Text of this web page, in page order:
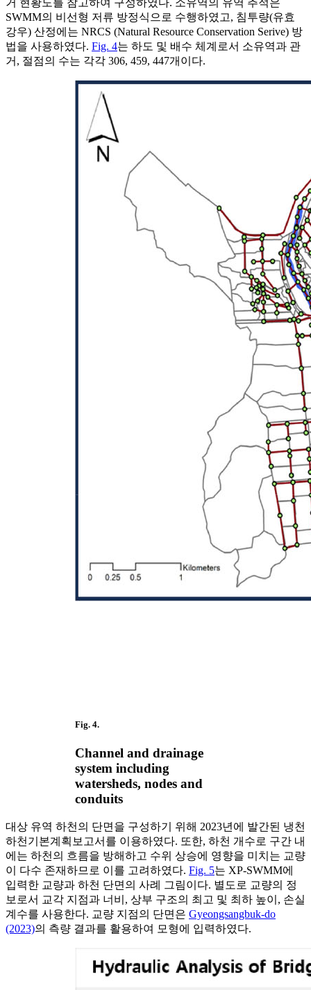
거 현황도를 참고하여 구성하였다. 소유역의 유역 추적은
SWMM의 비선형 저류 방정식으로 수행하였고, 침투량(유효
강우) 산정에는 NRCS (Natural Resource Conservation Serive) 방
법을 사용하였다. Fig. 4는 하도 및 배수 체계로서 소유역과 관
거, 절점의 수는 각각 306, 459, 447개이다.
Fig. 4.
Channel and drainage
system including
watersheds, nodes and
conduits
대상 유역 하천의 단면을 구성하기 위해 2023년에 발간된 냉천
하천기본계획보고서를 이용하였다. 또한, 하천 개수로 구간 내
에는 하천의 흐름을 방해하고 수위 상승에 영향을 미치는 교량
이 다수 존재하므로 이를 고려하였다. Fig. 5는 XP-SWMM에
입력한 교량과 하천 단면의 사례 그림이다. 별도로 교량의 정
보로서 교각 지점과 너비, 상부 구조의 최고 및 최하 높이, 손실
계수를 사용한다. 교량 지점의 단면은 Gyeongsangbuk-do
(2023)의 측량 결과를 활용하여 모형에 입력하였다.